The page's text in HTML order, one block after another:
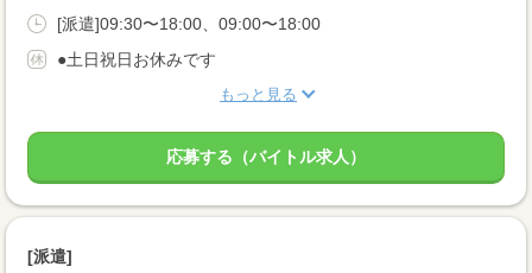
[派遣]09:30〜18:00、09:00〜18:00
●土日祝日お休みです
もっと見る
応募する（バイトル求人）
[派遣]